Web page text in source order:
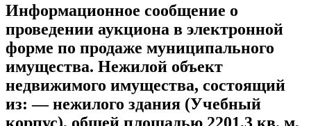
Информационное сообщение о
проведении аукциона в электронной
форме по продаже муниципального
имущества. Нежилой объект
недвижимого имущества, состоящий
из: — нежилого здания (Учебный